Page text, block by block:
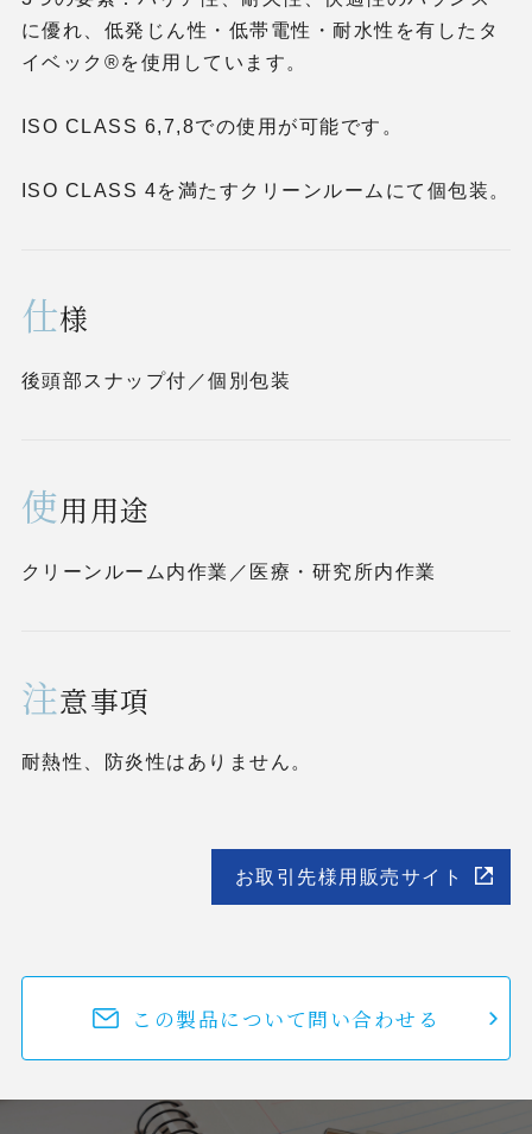
に優れ、低発じん性・低帯電性・耐水性を有したタ
イベック®を使用しています。
ISO CLASS 6,7,8での使用が可能です。
ISO CLASS 4を満たすクリーンルームにて個包装。
仕様
後頭部スナップ付／個別包装
使用用途
クリーンルーム内作業／医療・研究所内作業
注意事項
耐熱性、防炎性はありません。
お取引先様用販売サイト
この製品について問い合わせる